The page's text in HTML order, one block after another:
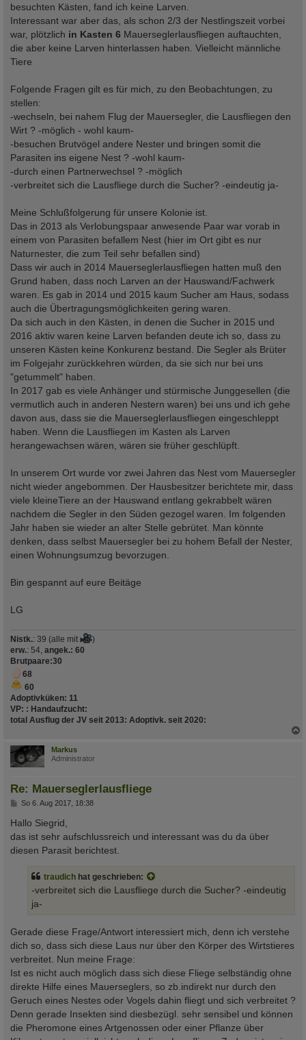
besuchten Kästen, fand ich keine Larven.
Interessant war aber das, als schon 2/3 der Nestlingszeit vorbei
war, plötzlich in Kasten 6 Mauerseglerlausfliegen auftauchten,
die aber keine Larven hinterlassen haben. Vielleicht männliche
Tiere
Folgende Fragen gilt es für mich, zu den Beobachtungen, zu
stellen:
-wechseln, bei nahem Flug der Mauersegler, die Lausfliegen den
Wirt ? -möglich - wohl kaum-
-besuchen Brutvögel andere Nester und bringen somit die
Parasiten ins eigene Nest ? -wohl kaum-
-durch einen Partnerwechsel ? -möglich
-verbreitet sich die Lausfliege durch die Sucher? -eindeutig ja-
Meine Schlußfolgerung für unsere Kolonie ist.
Das in 2013 als Verlobungspaar anwesende Paar war vorab in
einem von Parasiten befallem Nest (hier im Ort gibt es nur
Naturnester, die zum Teil sehr befallen sind)
Dass wir auch in 2014 Mauerseglerlausfliegen hatten muß den
Grund haben, dass noch Larven an der Hauswand/Fachwerk
waren. Es gab in 2014 und 2015 kaum Sucher am Haus, sodass
auch die Übertragungsmöglichkeiten gering waren.
Da sich auch in den Kästen, in denen die Sucher in 2015 und
2016 aktiv waren keine Larven befanden deute ich so, dass zu
unseren Kästen keine Konkurenz bestand. Die Segler als Brüter
im Folgejahr zurückkehren würden, da sie sich nur bei uns
"getummelt" haben.
In 2017 gab es viele Anhänger und stürmische Junggesellen (die
vermutlich auch in anderen Nestern waren) bei uns und ich gehe
davon aus, dass sie die Mauerseglerlausfliegen eingeschleppt
haben. Wenn die Lausfliegen im Kasten als Larven
herangewachsen wären, wären sie früher geschlüpft.
In unserem Ort wurde vor zwei Jahren das Nest vom Mauersegler
nicht wieder angebommen. Der Hausbesitzer berichtete mir, dass
viele kleineTiere an der Hauswand entlang gekrabbelt wären
nachdem die Segler in den Süden gezogel waren. Im folgenden
Jahr haben sie wieder an alter Stelle gebrütet. Man könnte
denken, dass selbst Mauersegler bei zu hohem Befall der Nester,
einen Wohnungsumzug bevorzugen.
Bin gespannt auf eure Beitäge
LG
Nistk.: 39 (alle mit
)
erw.: 54, angek.: 60
Brutpaare:30
68
60
Adoptivküken: 11
VP: : Handaufzucht:
total Ausflug der JV seit 2013: Adoptivk. seit 2020:
Markus
Administrator
Re: Mauerseglerlausfliege
B
i
t
r
g
So 6. Aug 2017, 18:38
Hallo Siegrid,
das ist sehr aufschlussreich und interessant was du da über
diesen Parasit berichtest.
traudich hat geschrieben:
-verbreitet sich die Lausfliege durch die Sucher? -eindeutig
ja-
Gerade diese Frage/Antwort interessiert mich, denn ich verstehe
dich so, dass sich diese Laus nur über den Körper des Wirtstieres
verbreitet. Nun meine Frage:
Ist es nicht auch möglich dass sich diese Fliege selbständig ohne
direkte Hilfe eines Mauerseglers, so zb.indirekt nur durch den
Geruch eines Nestes oder Vogels dahin fliegt und sich verbreitet ?
Denn gerade Insekten sind diesbezügl. sehr sensibel und können
die Pheromone eines Artgenossen oder einer Pflanze über